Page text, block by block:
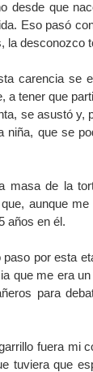
desde que
Eso pasó
la desconozco
carencia se
a tener que
se asustó y,
niña, que se
masa de la
aunque
años en él.
por esta
que me era
para
fuera mi
tuviera que